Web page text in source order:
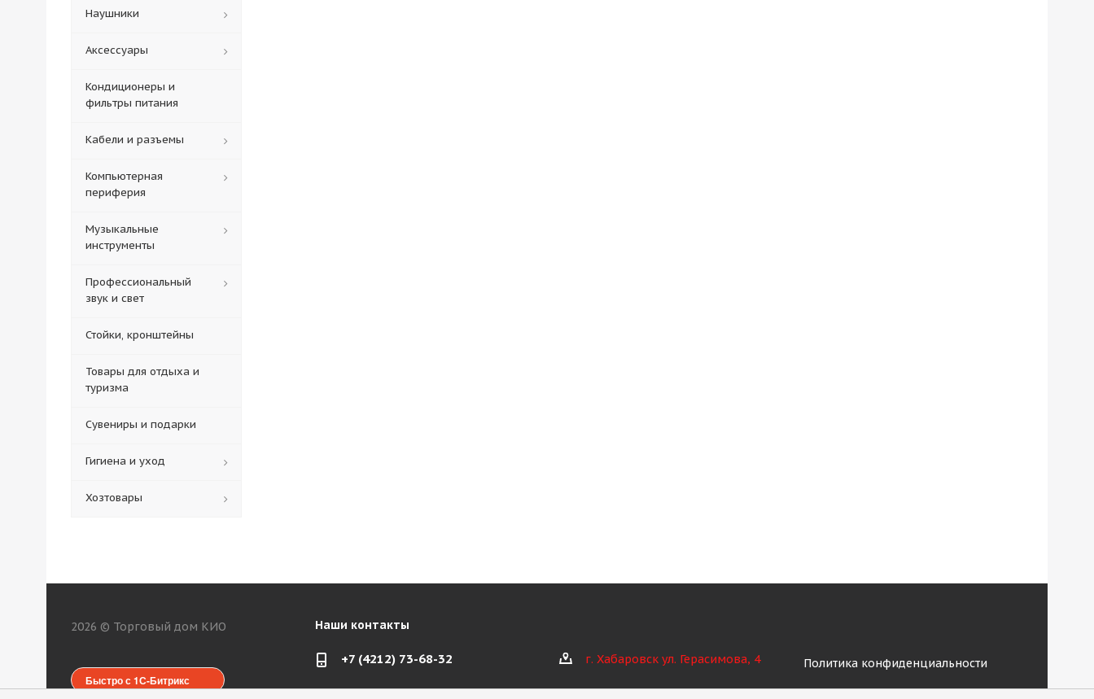
Наушники
Аксессуары
Кондиционеры и
фильтры питания
Кабели и разъемы
Компьютерная
периферия
Музыкальные
инструменты
Профессиональный
звук и свет
Стойки, кронштейны
Товары для отдыха и
туризма
Сувениры и подарки
Гигиена и уход
Хозтовары
2026 © Торговый дом КИО
Быстро с 1С-Битрикс
Наши контакты
+7 (4212) 73-68-32 г. Хабаровск ул. Герасимова, 4 Политика конфиденциальности